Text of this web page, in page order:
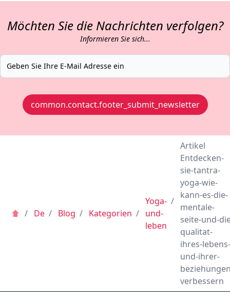
Möchten Sie die Nachrichten verfolgen?
Informieren Sie sich...
common.contact.footer_submit_newsletter
/ De / Blog / Kategorien /
Yoga-
und-
leben
/
Artikel
Entdecken-
sie-tantra-
yoga-wie-
kann-es-die-
mentale-
seite-und-
qualitat-
ihres-lebens-
und-ihrer-
verbessern